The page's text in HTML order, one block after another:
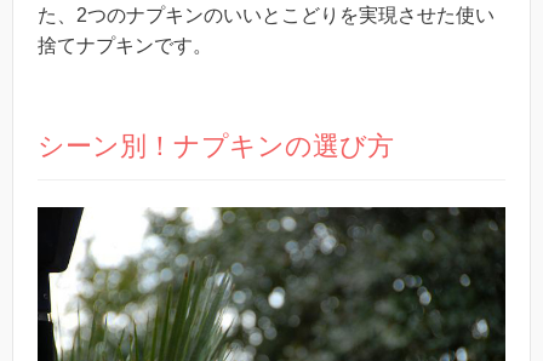
た、2つのナプキンのいいとこどりを実現させた使い
捨てナプキンです。
シーン別！ナプキンの選び方